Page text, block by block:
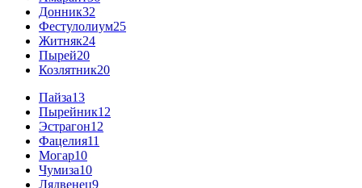
Донник32
Фестулолиум25
Житняк24
Пырей20
Козлятник20
Пайза13
Пырейник12
Эстрагон12
Фацелия11
Могар10
Чумиза10
Лядвенец9